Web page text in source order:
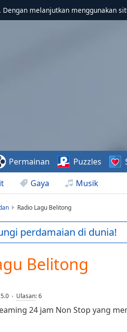
. Dengan melanjutkan menggunakan
Gaya Musik
Permainan Puzzles
Radio Lagu Belitong
perdamaian di dunia!
Belitong
5.0 Ulasan:6
24 jam Non Stop yang